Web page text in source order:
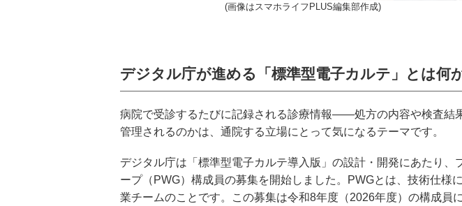
(画像はスマホライフPLUS編集部作成)
デジタル庁が進める「標準型電子カルテ」とは何
病院で受診するたびに記録される診療情報――処方の内容や検査結
管理されるのかは、通院する立場にとって気になるテーマです。
デジタル庁は「標準型電子カルテ導入版」の設計・開発にあたり、
ープ（PWG）構成員の募集を開始しました。PWGとは、技術仕様
業チームのことです。この募集は令和8年度（2026年度）の構成員